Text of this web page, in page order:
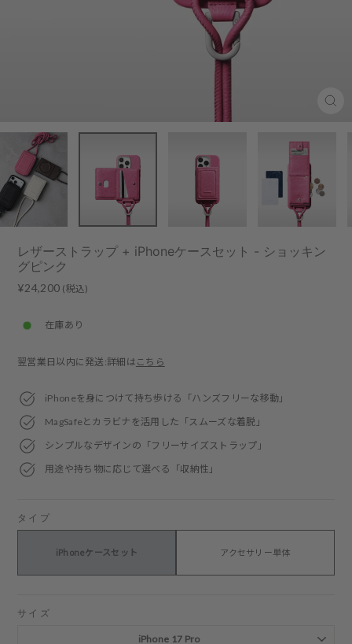
レザーストラップ + iPhoneケースセット - ショッキン
グピンク
Regular
¥24,200 (税込)
在庫あり
翌営業日以内に発送:詳細は こちら
iPhoneを身につけて持ち歩ける「ハンズフリーな移動」
MagSafeとカラビナを活用した「スムーズな着脱」
シンプルなデザインの「フリーサイズストラップ」
用途や持ち物に応じて選べる「収納性」
タイプ
iPhoneケースセット アクセサリー単体
サイズ